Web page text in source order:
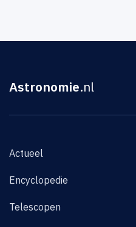
Astronomie.nl
Actueel
Encyclopedie
Telescopen